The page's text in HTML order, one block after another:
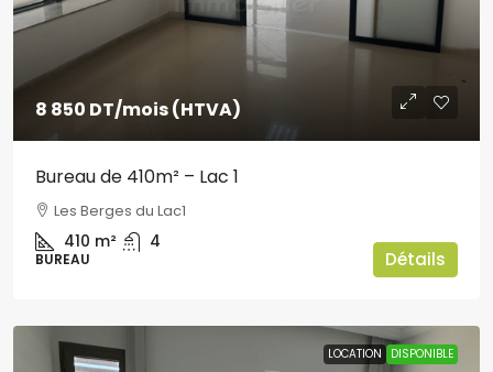
8 850 DT/mois (HTVA)
Bureau de 410m² – Lac 1
Les Berges du Lac1
410 m² 4
BUREAU Détails
LOCATION DISPONIBLE